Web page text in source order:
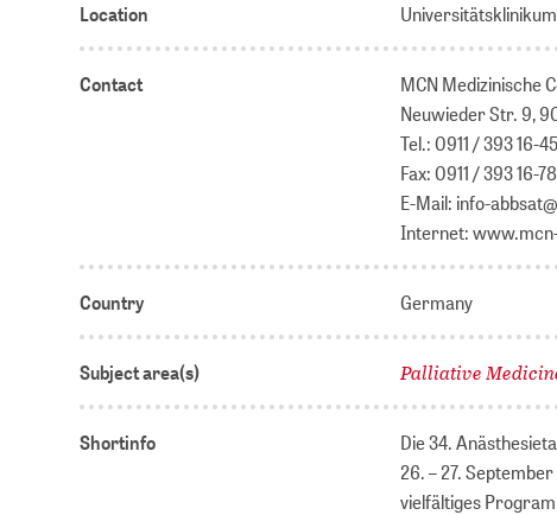
Location
Contact
MCN Medizinische
Neuwieder Str. 9,
Tel.: 0911 / 393 16-45
Fax: 0911 / 393 16-78
E-Mail: info-
Internet:
Country Germany
Subject area(s) Palliative
Shortinfo
Die 34.
26. – 27.
vielfältiges